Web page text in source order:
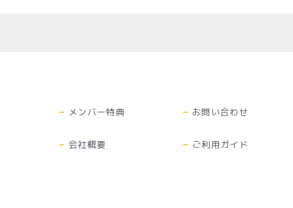
メンバー特典
会社概要
お問い合わせ
ご利用ガイド